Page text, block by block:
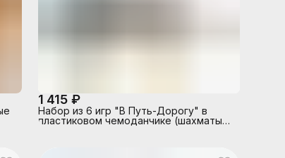
1 415 ₽
Набор из 6 игр "В Путь-Дорогу" в
пластиковом чемоданчике (шахматы